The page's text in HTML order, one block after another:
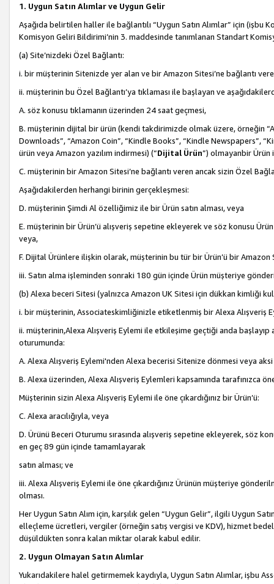
1. Uygun Satın Alımlar ve Uygun Gelir
Aşağıda belirtilen haller ile bağlantılı “Uygun Satın Alımlar” için
Komisyon Geliri Bildirimi’nin 3. maddesinde tanımlanan Standart
(a) Site’nizdeki Özel Bağlantı:
i. bir müşterinin Sitenizde yer alan ve bir Amazon Sitesi’ne bağlantı
ii. müşterinin bu Özel Bağlantı’ya tıklaması ile başlayan ve
A. söz konusu tıklamanın üzerinden 24 saat geçmesi,
B. müşterinin dijital bir ürün (kendi takdirimizde olmak üzere, örneğin
Downloads”, “Amazon Coin”, “Kindle Books”, “Kindle Newspapers”,
ürün veya Amazon yazılım indirmesi) (“Dijital Ürün”) olmayanbir Ürün
C. müşterinin bir Amazon Sitesi’ne bağlantı veren ancak sizin Özel
Aşağıdakilerden herhangi birinin gerçekleşmesi:
D. müşterinin Şimdi Al özelliğimiz ile bir Ürün satın alması, veya
E. müşterinin bir Ürün’ü alışveriş sepetine ekleyerek ve söz konusu
veya,
F. Dijital Ürünlere ilişkin olarak, müşterinin bu tür bir Ürün’ü bir Amazon
iii. Satın alma işleminden sonraki 180 gün içinde Ürün müşteriye
(b) Alexa beceri Sitesi (yalnızca Amazon UK Sitesi için dükkan kimliği
i. bir müşterinin, Associateskimliğinizle etiketlenmiş bir Alexa Alışveriş
ii. müşterinin,Alexa Alışveriş Eylemi ile etkileşime geçtiği anda
oturumunda:
A. Alexa Alışveriş Eylemi'nden Alexa becerisi Sitenize dönmesi veya
B. Alexa üzerinden, Alexa Alışveriş Eylemleri kapsamında tarafınızca
Müşterinin sizin Alexa Alışveriş Eylemi ile öne çıkardığınız bir Ürün’ü:
C. Alexa aracılığıyla, veya
D. Ürünü Beceri Oturumu sırasında alışveriş sepetine ekleyerek, söz
en geç 89 gün içinde tamamlayarak
satın alması; ve
iii. Alexa Alışveriş Eylemi ile öne çıkardığınız Ürünün müşteriye
olması.
Her Uygun Satın Alım için, karşılık gelen “Uygun Gelir”, ilgili Uygun
elleçleme ücretleri, vergiler (örneğin satış vergisi ve KDV), hizmet
düşüldükten sonra kalan miktar olarak kabul edilir.
2. Uygun Olmayan Satın Alımlar
Yukarıdakilere halel getirmemek kaydıyla, Uygun Satın Alımlar, işbu